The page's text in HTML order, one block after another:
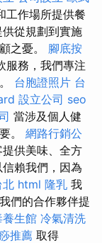
工作場所提供餐
從規劃到實施
之憂。 腳底按
服務，我們專注
台胞證照片 台
設立公司 seo
當涉及個人健
。 網路行銷公
供美味、全方
賴我們，因為
北 html 隆乳 我
們的合作夥伴提
養生館 冷氣清洗
推薦 取得